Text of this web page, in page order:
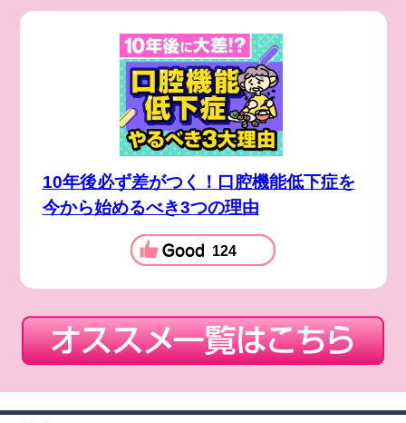
10年後必ず差がつく！口腔機能低下症を
今から始めるべき3つの理由
124